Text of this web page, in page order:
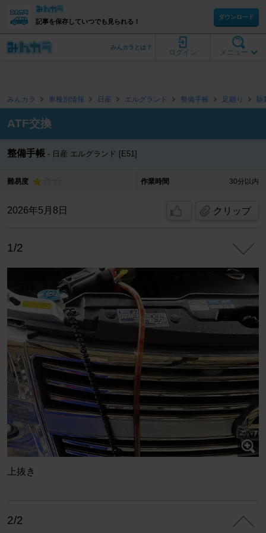
記事を保存していつでも見られる！
ダウンロード
メニュー
ログイン
みんカラとは？
みんカラ 車種別情報 日産 エルグランド 整備手帳 足廻り 駆
ATF交換
整備手帳 日産 エルグランド [E51]
難易度 作業時間 30分以内
2026年5月8日 クリップ
1/2
上抜き
2/2